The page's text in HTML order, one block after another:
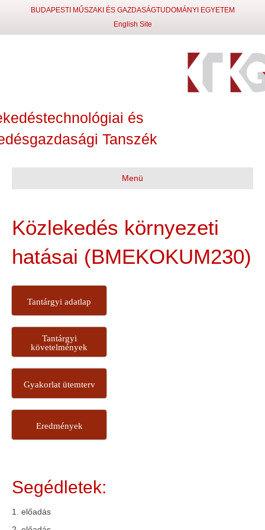
BUDAPESTI MŰSZAKI ÉS GAZDASÁGTUDOMÁNYI EGYETEM
English Site
és
Tanszék
Menü
Közlekedés környezeti
hatásai (BMEKOKUM230)
Tantárgyi adatlap
Tantárgyi
követelmények
Gyakorlat ütemterv
Eredmények
Segédletek:
1. előadás